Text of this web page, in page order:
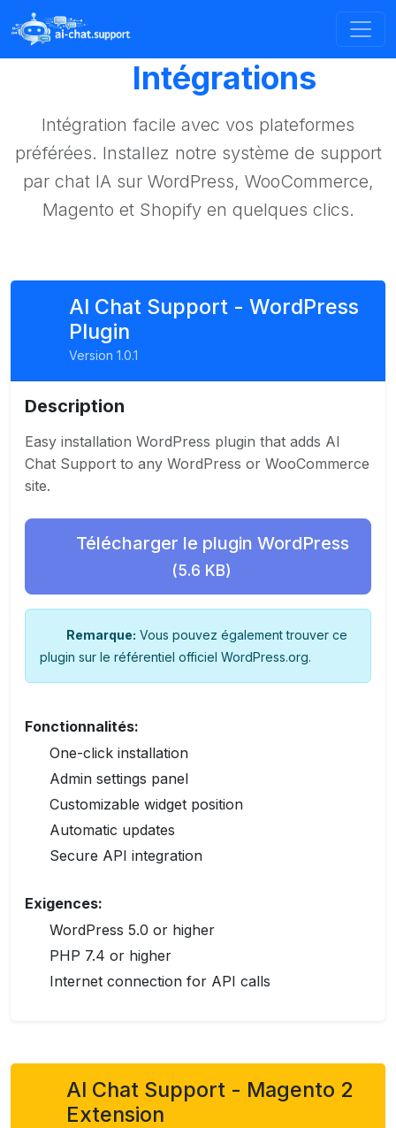
Intégrations
Intégration facile avec vos plateformes
préférées. Installez notre système de support
par chat IA sur WordPress, WooCommerce,
Magento et Shopify en quelques clics.
AI Chat Support - WordPress
Plugin
Version 1.0.1
Description
Easy installation WordPress plugin that adds AI
Chat Support to any WordPress or WooCommerce
site.
Télécharger le plugin WordPress
(5.6 KB)
Remarque: Vous pouvez également trouver ce
plugin sur le référentiel officiel WordPress.org.
Fonctionnalités:
One-click installation
Admin settings panel
Customizable widget position
Automatic updates
Secure API integration
Exigences:
WordPress 5.0 or higher
PHP 7.4 or higher
Internet connection for API calls
AI Chat Support - Magento 2
Extension